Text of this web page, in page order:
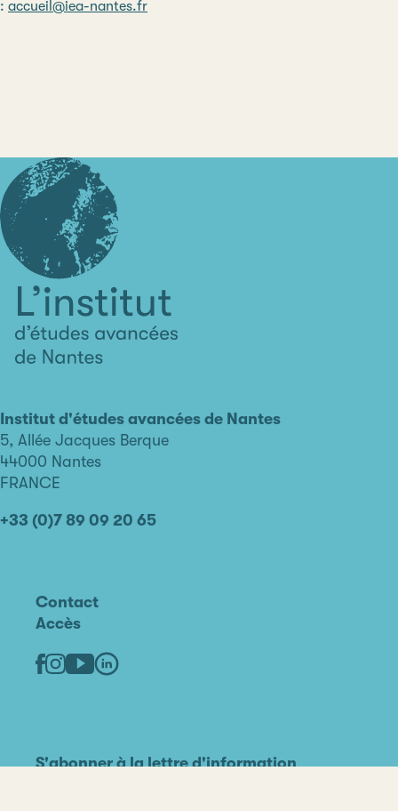
: accueil@iea-nantes.fr
avancées
de
Nantes
Institut d'études avancées de Nantes
5, Allée Jacques Berque
44000 Nantes
FRANCE
+33 (0)7 89 09 20 65
Contact
Accès
Facebook
Instagram
Youtube
Linkedin
S'abonner à la lettre d'information